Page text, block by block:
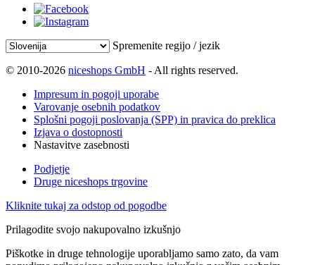
Spremenite regijo / jezik
© 2010-2026 niceshops GmbH - All rights reserved.
Impresum in pogoji uporabe
Varovanje osebnih podatkov
Splošni pogoji poslovanja (SPP) in pravica do preklica
Izjava o dostopnosti
Nastavitve zasebnosti
Podjetje
Druge niceshops trgovine
Kliknite tukaj za odstop od pogodbe
Prilagodite svojo nakupovalno izkušnjo
Piškotke in druge tehnologije uporabljamo samo zato, da vam